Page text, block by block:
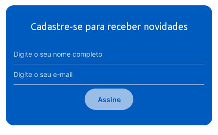
Cadastre-se para receber novidades
Assine